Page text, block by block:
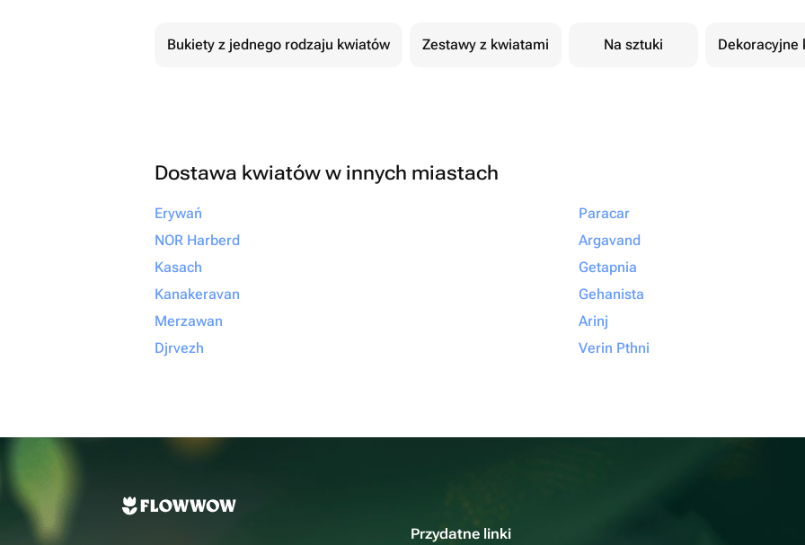
Bukiety z jednego rodzaju kwiatów Zestawy z kwiatami Na sztuki Dekoracyjne
Dostawa kwiatów w innych miastach
Erywań
NOR Harberd
Kasach
Kanakeravan
Merzawan
Djrvezh
Paracar
Argavand
Getapnia
Gehanista
Arinj
Verin Pthni
Przydatne linki